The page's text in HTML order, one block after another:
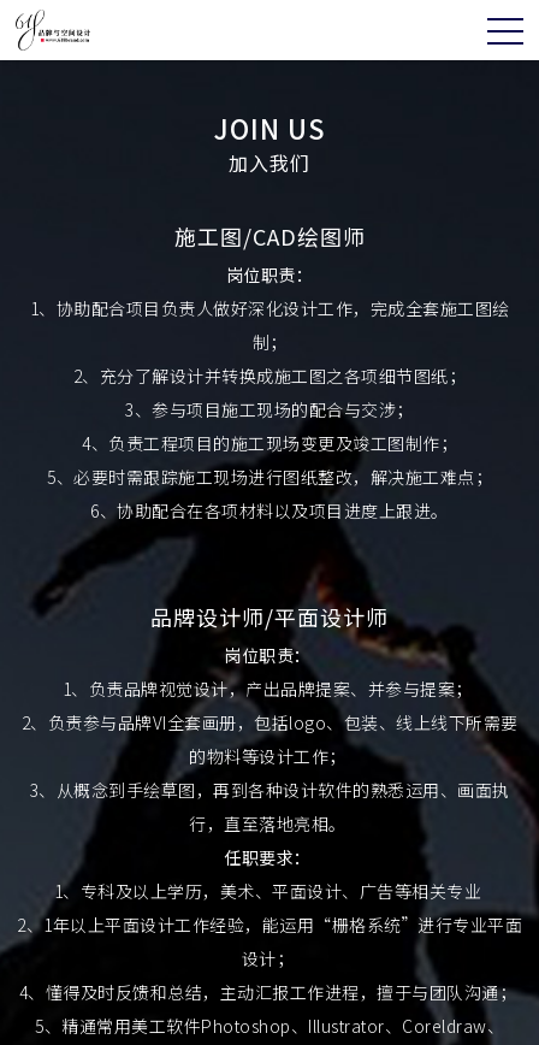
JOIN US
加入我们
施工图/CAD绘图师
岗位职责：
1、协助配合项目负责人做好深化设计工作，完成全套施工图绘
制；
2、充分了解设计并转换成施工图之各项细节图纸；
3、参与项目施工现场的配合与交涉；
4、负责工程项目的施工现场变更及竣工图制作；
5、必要时需跟踪施工现场进行图纸整改，解决施工难点；
6、协助配合在各项材料以及项目进度上跟进。
品牌设计师/平面设计师
岗位职责：
1、负责品牌视觉设计，产出品牌提案、并参与提案；
2、负责参与品牌VI全套画册，包括logo、包装、线上线下所需要
的物料等设计工作；
3、从概念到手绘草图，再到各种设计软件的熟悉运用、画面执
行，直至落地亮相。
任职要求：
1、专科及以上学历，美术、平面设计、广告等相关专业
2、1年以上平面设计工作经验，能运用“栅格系统”进行专业平面
设计；
4、懂得及时反馈和总结，主动汇报工作进程，擅于与团队沟通；
5、精通常用美工软件Photoshop、Illustrator、Coreldraw、